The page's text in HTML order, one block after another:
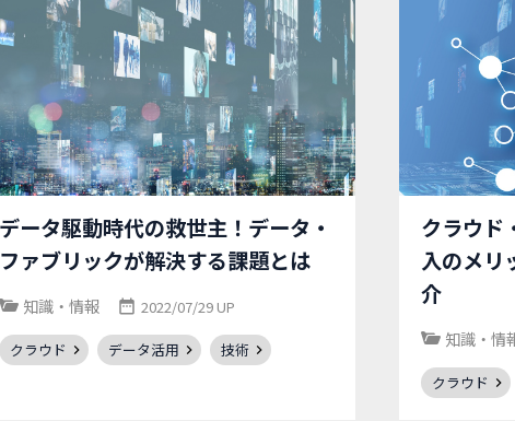
データ駆動時代の救世主！データ・
ファブリックが解決する課題とは
知識・情報 2022/07/29 UP
クラウド データ活用 技術
クラウド
入のメリ
介
知識・情
クラウド